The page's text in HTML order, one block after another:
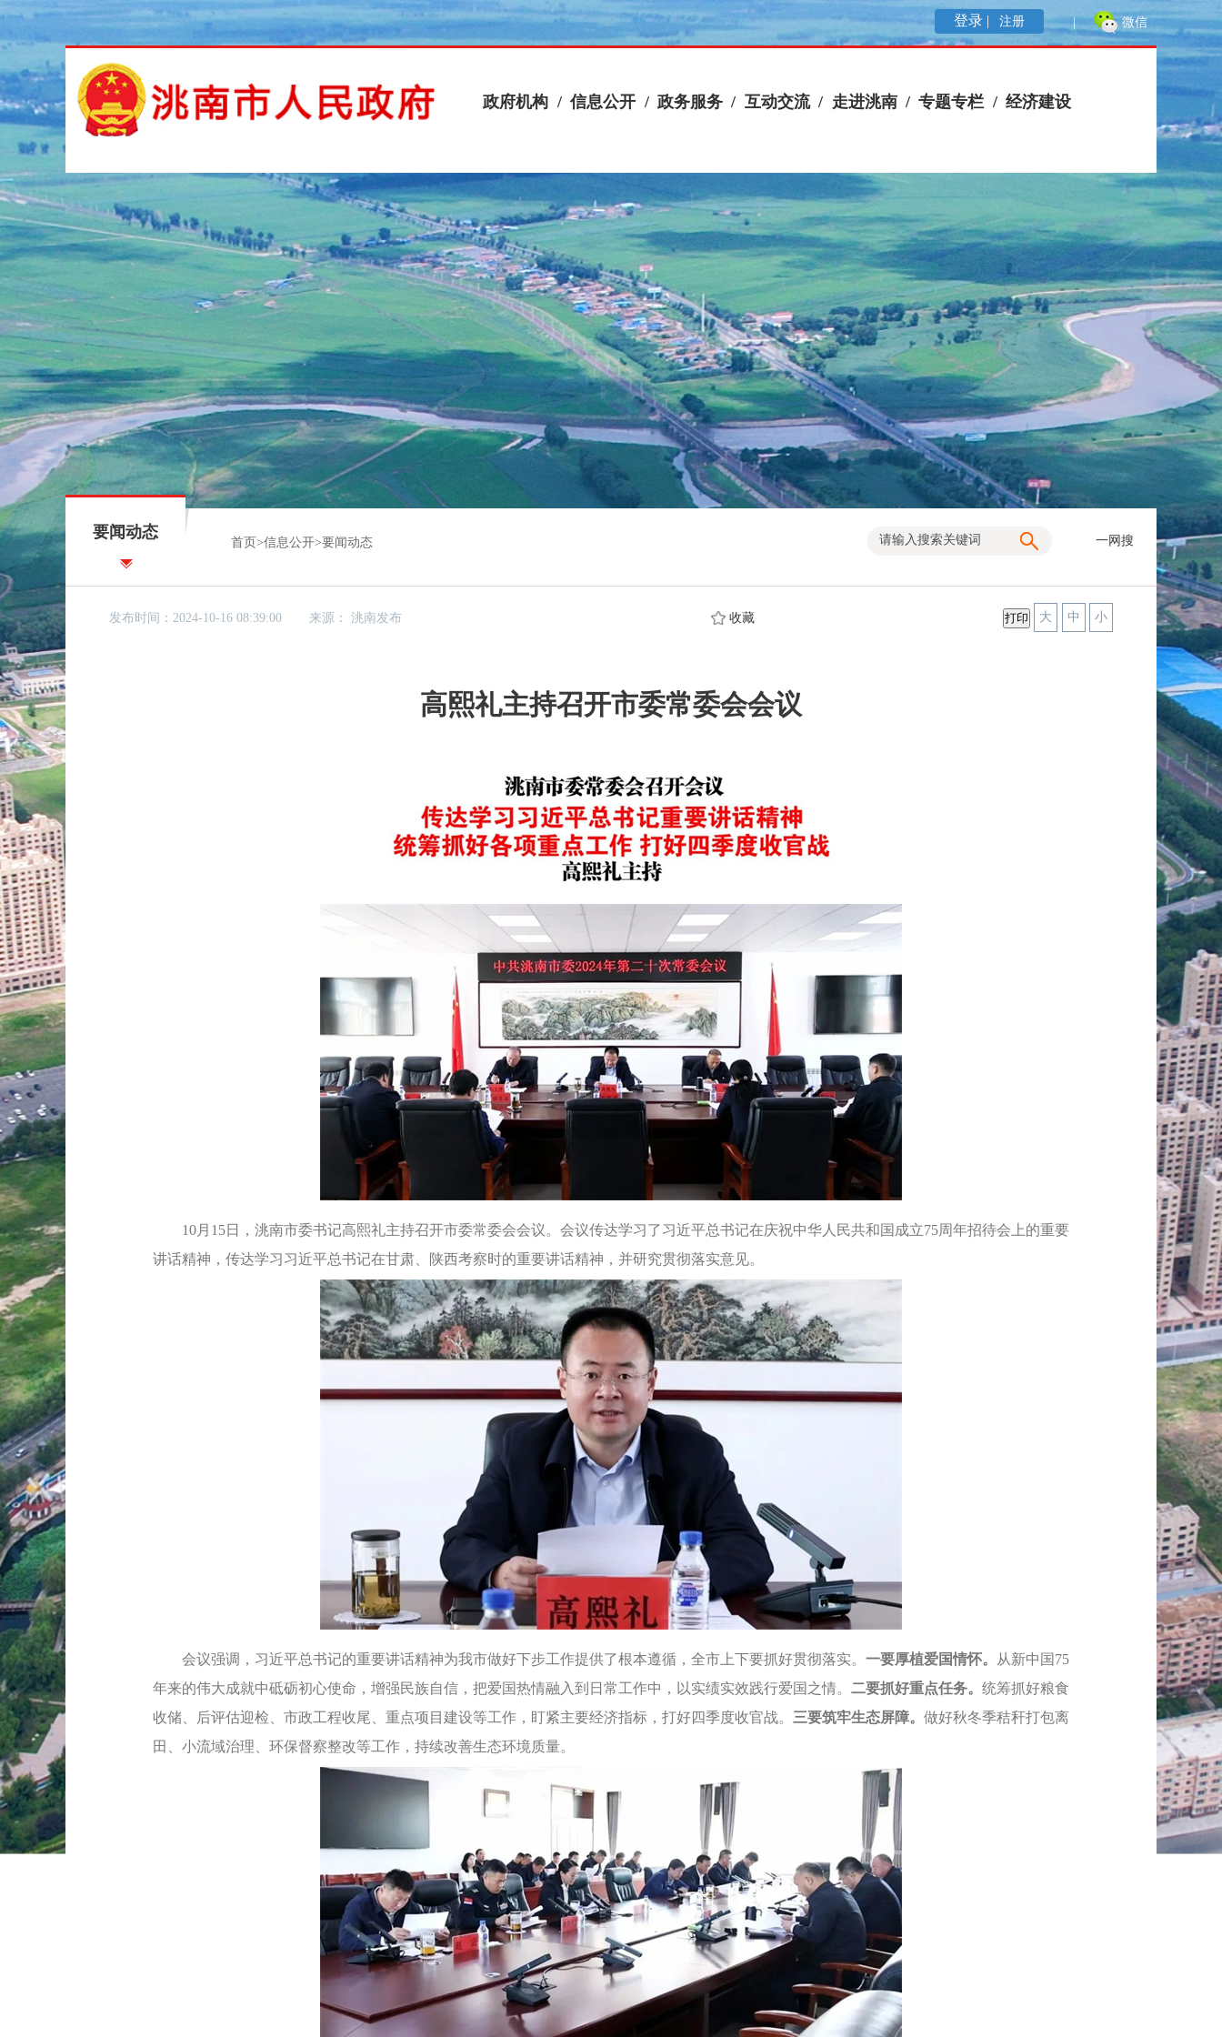
微信
|
登录 | 注册
政府机构 / 信息公开 / 政务服务 / 互动交流 / 走进洮南 / 专题专栏 / 经济建设
要闻动态
首页 >信息公开>要闻动态 一网搜
发布时间：2024-10-16 08:39:00 来源：洮南发布 小
中
大
收藏
高熙礼主持召开市委常委会会议
10月15日，洮南市委书记高熙礼主持召开市委常委会会议。会议传达学习了习近平总书记在庆祝中华人民共和国成立75周年招待会上的重要
讲话精神，传达学习习近平总书记在甘肃、陕西考察时的重要讲话精神，并研究贯彻落实意见。
会议强调，习近平总书记的重要讲话精神为我市做好下步工作提供了根本遵循，全市上下要抓好贯彻落实。 一要厚植爱国情怀。 从新中国75
年来的伟大成就中砥砺初心使命，增强民族自信，把爱国热情融入到日常工作中，以实绩实效践行爱国之情。 二要抓好重点任务。 统筹抓好粮食
收储、后评估迎检、市政工程收尾、重点项目建设等工作，盯紧主要经济指标，打好四季度收官战。 三要筑牢生态屏障。 做好秋冬季秸秆打包离
田、小流域治理、环保督察整改等工作，持续改善生态环境质量。